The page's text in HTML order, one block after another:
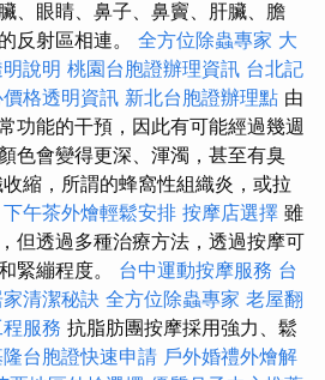
、眼睛、鼻子、鼻竇、肝臟、膽
反射區相連。 全方位除蟲專家 大
說明 桃園台胞證辦理資訊 台北記
格透明資訊 新北台胞證辦理點 由
功能的干預，因此有可能經過幾週
色會變得更深、渾濁，甚至有臭
縮，所謂的蜂窩性組織炎，或拉
下午茶外燴輕鬆安排 按摩店選擇 雖
但透過多種治療方法，透過按摩可
緊繃程度。 台中運動按摩服務 台
家清潔秘訣 全方位除蟲專家 老屋翻
服務 抗脂肪團按摩採用強力、鬆
台胞證快速申請 戶外婚禮外燴解